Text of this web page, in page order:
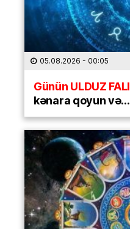
05.08.2026 - 00:05
Günün ULDUZ FALI
kənara qoyun və…